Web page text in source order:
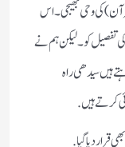
کی وحی بھیجی۔اس
تفصیل کو۔لیکن ہم نے
ہیں سیدھی راہ
کرتے ہیں.
دیا گیا.